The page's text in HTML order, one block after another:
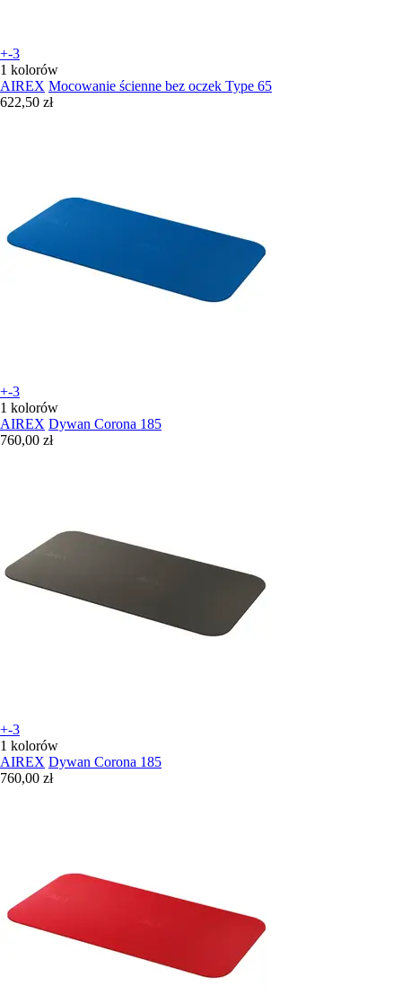
+-3
1 kolorów
AIREX Mocowanie ścienne bez oczek Type 65
622,50 zł
+-3
1 kolorów
AIREX Dywan Corona 185
760,00 zł
+-3
1 kolorów
AIREX Dywan Corona 185
760,00 zł